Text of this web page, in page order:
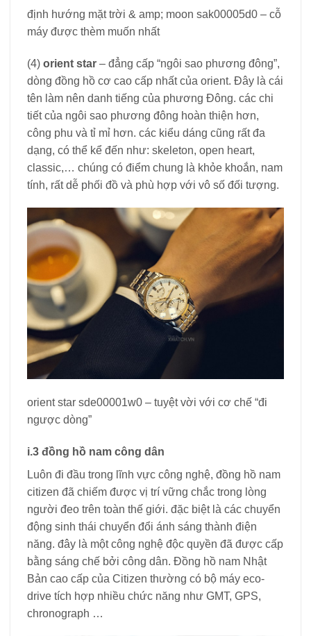
định hướng mặt trời & amp; moon sak00005d0 – cỗ
máy được thèm muốn nhất
(4) orient star – đẳng cấp “ngôi sao phương đông”,
dòng đồng hồ cơ cao cấp nhất của orient. Đây là cái
tên làm nên danh tiếng của phương Đông. các chi
tiết của ngôi sao phương đông hoàn thiện hơn,
công phu và tỉ mỉ hơn. các kiểu dáng cũng rất đa
dạng, có thể kể đến như: skeleton, open heart,
classic,… chúng có điểm chung là khỏe khoắn, nam
tính, rất dễ phối đồ và phù hợp với vô số đối tượng.
orient star sde00001w0 – tuyệt vời với cơ chế “đi
ngược dòng”
i.3 đồng hồ nam công dân
Luôn đi đầu trong lĩnh vực công nghệ, đồng hồ nam
citizen đã chiếm được vị trí vững chắc trong lòng
người đeo trên toàn thế giới. đặc biệt là các chuyển
động sinh thái chuyển đổi ánh sáng thành điện
năng. đây là một công nghệ độc quyền đã được cấp
bằng sáng chế bởi công dân. Đồng hồ nam Nhật
Bản cao cấp của Citizen thường có bộ máy eco-
drive tích hợp nhiều chức năng như GMT, GPS,
chronograph …